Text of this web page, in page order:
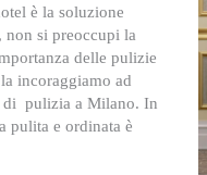
è la soluzione
non si preoccupi la
delle pulizie
incoraggiamo ad
di pulizia a Milano. In
pulita e ordinata è